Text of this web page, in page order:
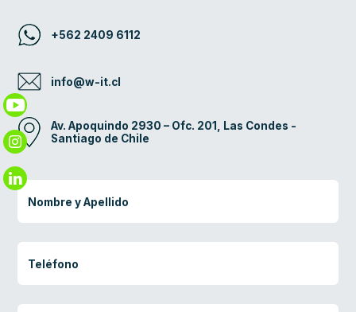
+562 2409 6112
info@w-it.cl
Av. Apoquindo 2930 – Ofc. 201, Las Condes -
Santiago de Chile